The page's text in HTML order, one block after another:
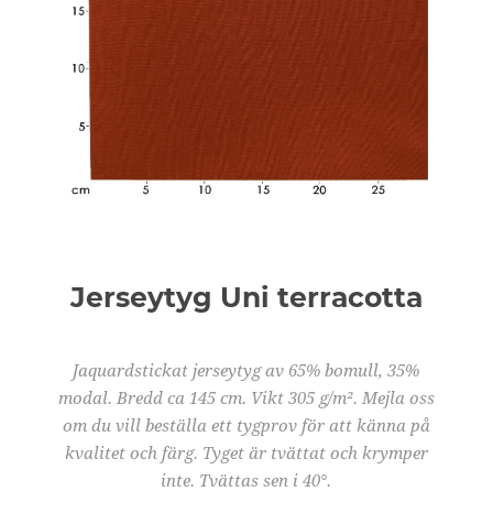
Jerseytyg Uni terracotta
Jaquardstickat jerseytyg av 65% bomull, 35%
modal. Bredd ca 145 cm. Vikt 305 g/m². Mejla oss
om du vill beställa ett tygprov för att känna på
kvalitet och färg. Tyget är tvättat och krymper
inte. Tvättas sen i 40°.